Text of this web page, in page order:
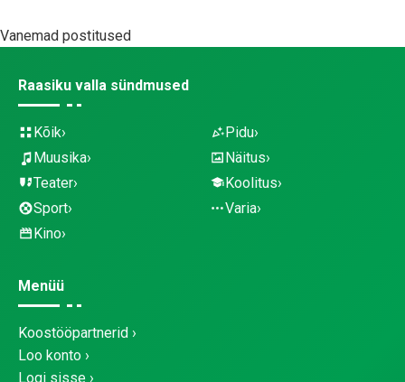
Vanemad postitused
Raasiku valla sündmused
Kõik
Muusika
Teater
Sport
Kino
Pidu
Näitus
Koolitus
Varia
Menüü
Koostööpartnerid
Loo konto
Logi sisse